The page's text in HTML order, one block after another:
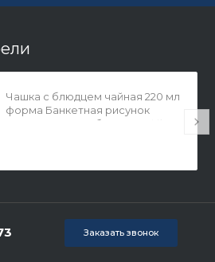
Чашка с блюдцем чайная 220 мл
форма Банкетная рисунок
Классика Петербурга 52% №2
Заказать звонок